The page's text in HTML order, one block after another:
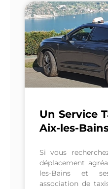
Un Service
Aix-les-
Si vous
déplacement
les-Bains et
association de